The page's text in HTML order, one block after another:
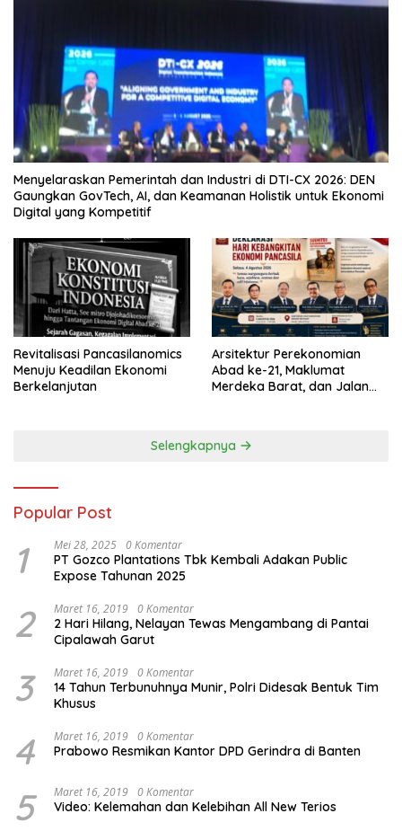
Menyelaraskan Pemerintah dan Industri di DTI-CX 2026: DEN
Gaungkan GovTech, AI, dan Keamanan Holistik untuk Ekonomi
Digital yang Kompetitif
Revitalisasi Pancasilanomics
Menuju Keadilan Ekonomi
Berkelanjutan
Arsitektur Perekonomian
Abad ke-21, Maklumat
Merdeka Barat, dan Jalan
Selengkapnya
Popular Post
1 Mei 28, 2025 0 Komentar
PT Gozco Plantations Tbk Kembali Adakan Public
Expose Tahunan 2025
2 Maret 16, 2019 0 Komentar
2 Hari Hilang, Nelayan Tewas Mengambang di Pantai
Cipalawah Garut
3 Maret 16, 2019 0 Komentar
14 Tahun Terbunuhnya Munir, Polri Didesak Bentuk Tim
Khusus
4 Maret 16, 2019 0 Komentar
Prabowo Resmikan Kantor DPD Gerindra di Banten
5 Maret 16, 2019 0 Komentar
Video: Kelemahan dan Kelebihan All New Terios